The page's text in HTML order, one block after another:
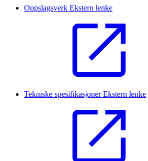
Oppslagsverk Ekstern lenke
Tekniske spesifikasjonerEkstern lenke